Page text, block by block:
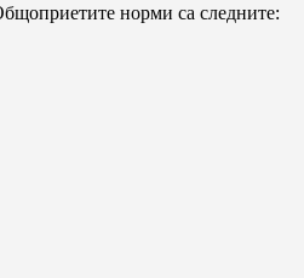
норми са следните: